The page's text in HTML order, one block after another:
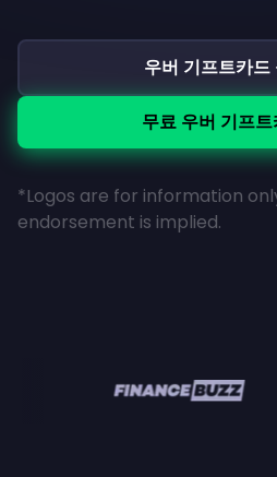
우버 기프트카드
무료 우버 기프
*Logos are for information
endorsement is implied.